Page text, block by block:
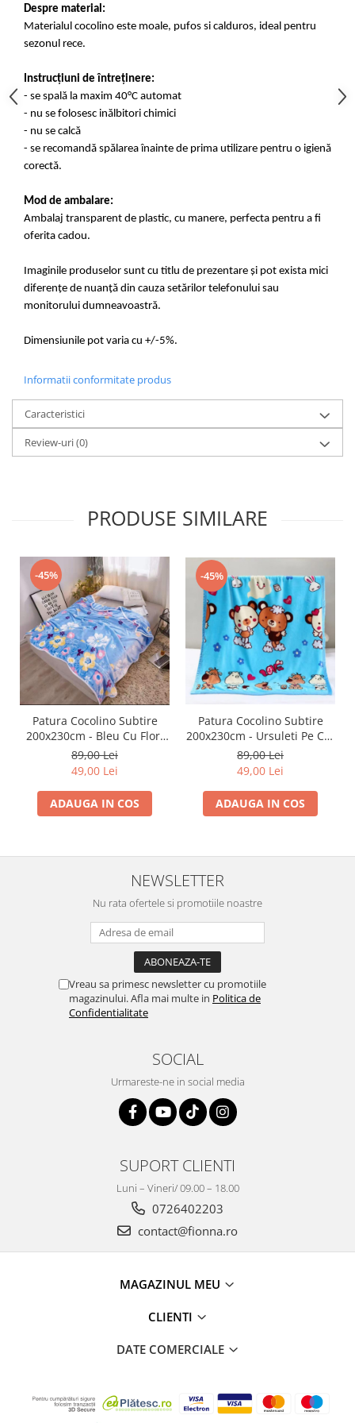
Despre material:
Materialul cocolino este moale, pufos si calduros, ideal pentru
sezonul rece.
Instrucțiuni de întreținere:
- se spală la maxim 40°C automat
- nu se folosesc inălbitori chimici
- nu se calcă
- se recomandă spălarea înainte de prima utilizare pentru o igienă
corectă.
Mod de ambalare:
Ambalaj transparent de plastic, cu manere, perfecta pentru a fi
oferita cadou.
Imaginile produselor sunt cu titlu de prezentare și pot exista mici
diferențe de nuanță din cauza setărilor telefonului sau
monitorului dumneavoastră.
Dimensiunile pot varia cu +/-5%.
Informatii conformitate produs
Caracteristici
Review-uri(0)
PRODUSE SIMILARE
-45%
Patura Cocolino Subtire
200x230cm - Bleu Cu Flori
Vesele
89,00 Lei
49,00 Lei
ADAUGA IN COS
-45%
Patura Cocolino Subtire
200x230cm - Ursuleti Pe Cer
Albastru
89,00 Lei
49,00 Lei
ADAUGA IN COS
NEWSLETTER
Nu rata ofertele si promotiile noastre
Vreau sa primesc newsletter cu promotiile
magazinului. Afla mai multe in Politica de
Confidentialitate
SOCIAL
Urmareste-ne in social media
SUPORT CLIENTI
Luni – Vineri/ 09.00 – 18.00
0726402203
contact@fionna.ro
MAGAZINUL MEU
CLIENTI
DATE COMERCIALE